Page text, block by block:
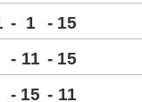
- 1 - 15
- 11 - 15
- 15 - 11